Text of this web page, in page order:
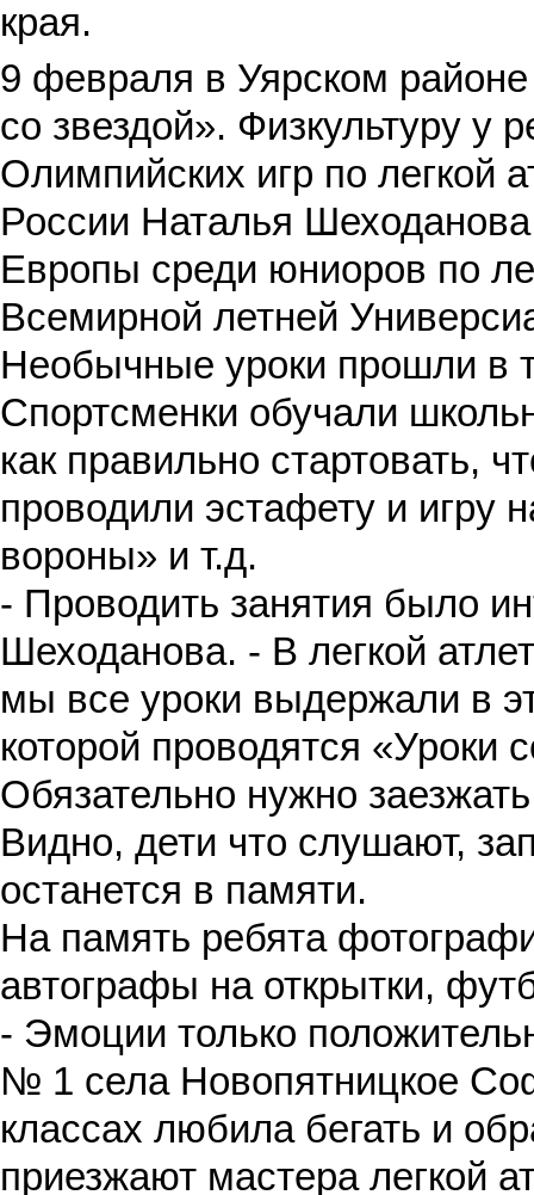
края.
9 февраля в Уярском
со звездой». Физкультуру у
Олимпийских игр по легкой
России Наталья
Европы среди юниоров по
Всемирной летней
Необычные уроки прошли в
Спортсменки обучали
как правильно стартовать,
проводили эстафету и игру
вороны» и т.д.
- Проводить занятия было
Шеходанова. - В легкой
мы все уроки выдержали в
которой проводятся «Уроки
Обязательно нужно
Видно, дети что слушают,
останется в памяти.
На память ребята
автографы на открытки,
- Эмоции только
№ 1 села Новопятницкое
классах любила бегать и
приезжают мастера легкой